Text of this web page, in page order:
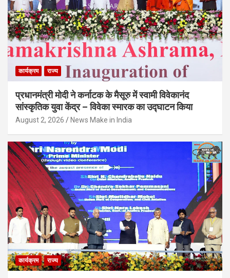
कार्यक्रम राज्य
प्रधानमंत्री मोदी ने कर्नाटक के मैसूरु में स्वामी विवेकानंद
सांस्कृतिक युवा केंद्र – विवेका स्मारक का उद्घाटन किया
August 2, 2026 News Make in India
कार्यक्रम राज्य